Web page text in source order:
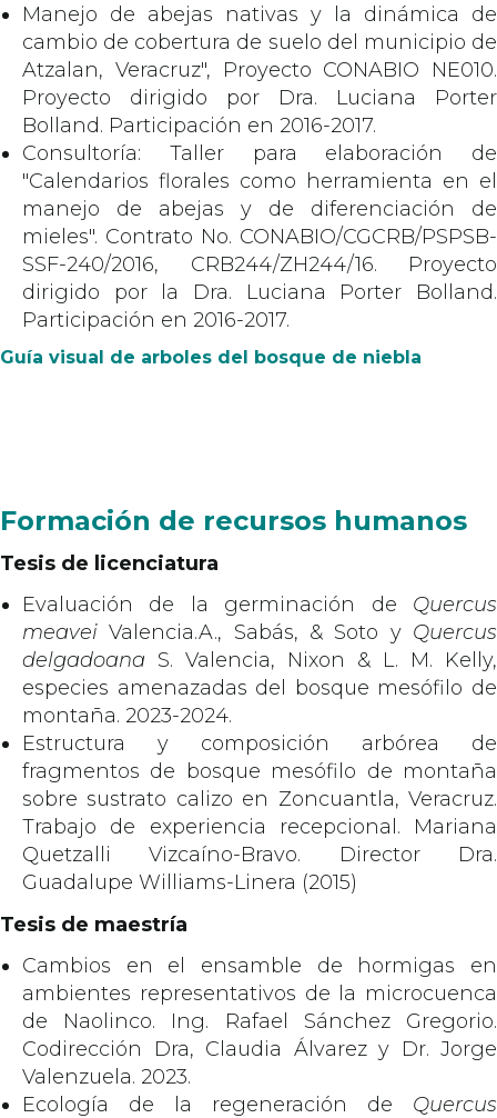
Manejo de abejas nativas y la dinámica de
cambio de cobertura de suelo del municipio de
Atzalan, Veracruz", Proyecto CONABIO NE010.
Proyecto dirigido por Dra. Luciana Porter
Bolland. Participación en 2016-2017.
Consultoría: Taller para elaboración de
"Calendarios florales como herramienta en el
manejo de abejas y de diferenciación de
mieles". Contrato No. CONABIO/CGCRB/PSPSB-
SSF-240/2016, CRB244/ZH244/16. Proyecto
dirigido por la Dra. Luciana Porter Bolland.
Participación en 2016-2017.
Guía visual de arboles del bosque de niebla
Formación de recursos humanos
Tesis de licenciatura
Evaluación de la germinación de Quercus
meavei Valencia.A., Sabás, & Soto y Quercus
delgadoana S. Valencia, Nixon & L. M. Kelly,
especies amenazadas del bosque mesófilo de
montaña. 2023-2024.
Estructura y composición arbórea de
fragmentos de bosque mesófilo de montaña
sobre sustrato calizo en Zoncuantla, Veracruz.
Trabajo de experiencia recepcional. Mariana
Quetzalli Vizcaíno-Bravo. Director Dra.
Guadalupe Williams-Linera (2015)
Tesis de maestría
Cambios en el ensamble de hormigas en
ambientes representativos de la microcuenca
de Naolinco. Ing. Rafael Sánchez Gregorio.
Codirección Dra, Claudia Álvarez y Dr. Jorge
Valenzuela. 2023.
Ecología de la regeneración de Quercus